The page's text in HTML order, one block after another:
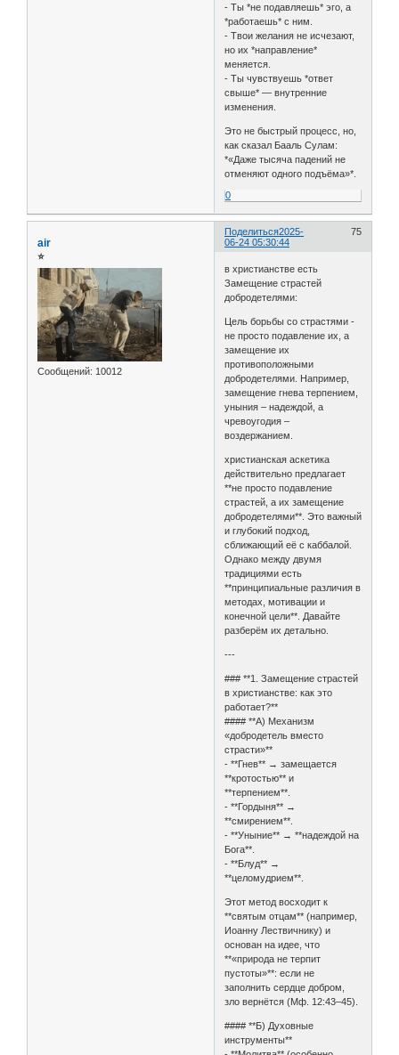
- Ты *не подавляешь* эго, а
*работаешь* с ним.
- Твои желания не исчезают,
но их *направление*
меняется.
- Ты чувствуешь *ответ
свыше* — внутренние
изменения.
Это не быстрый процесс, но,
как сказал Бааль Сулам:
*«Даже тысяча падений не
отменяют одного подъёма»*.
0
Поделиться 75
2025-
06-24 05:30:44
air
⭐
Сообщений: 10012
в христианстве есть
Замещение страстей
добродетелями:
Цель борьбы со страстями -
не просто подавление их, а
замещение их
противоположными
добродетелями. Например,
замещение гнева терпением,
уныния – надеждой, а
чревоугодия –
воздержанием.
христианская аскетика
действительно предлагает
**не просто подавление
страстей, а их замещение
добродетелями**. Это важный
и глубокий подход,
сближающий её с каббалой.
Однако между двумя
традициями есть
**принципиальные различия в
методах, мотивации и
конечной цели**. Давайте
разберём их детально.
---
### **1. Замещение страстей
в христианстве: как это
работает?**
#### **А) Механизм
«добродетель вместо
страсти»**
- **Гнев** → замещается
**кротостью** и
**терпением**.
- **Гордыня** →
**смирением**.
- **Уныние** → **надеждой на
Бога**.
- **Блуд** →
**целомудрием**.
Этот метод восходит к
**святым отцам** (например,
Иоанну Лествичнику) и
основан на идее, что
**«природа не терпит
пустоты»**: если не
заполнить сердце добром,
зло вернётся (Мф. 12:43–45).
#### **Б) Духовные
инструменты**